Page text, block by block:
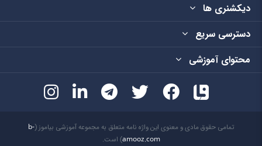
دیکشنری ها
دسترسی سریع
محتوای آموزشی
تمامی حقوق مادی و معنوی این واژه نامه متعلق به مجموعه آموزشی بیاموز (b-
amooz.com) است.